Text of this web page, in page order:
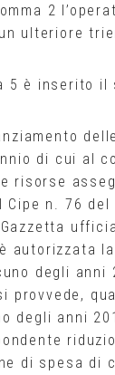
2
ulteriore
5 è inserito il
di cui al
risorse
Cipe n. 76 del
autorizzata
degli anni
provvede,
degli anni
di spesa di